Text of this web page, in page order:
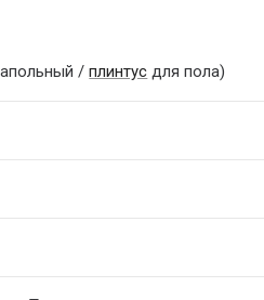
/плинтус для пола)